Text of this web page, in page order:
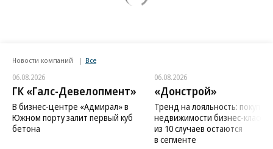
Новости компаний Все
06.08.2026
ГК «Галс-Девелопмент»
В бизнес-центре «Адмирал» в
Южном порту залит первый куб
бетона
06.08.2026
«Донстрой»
Тренд на лояльность:
недвижимости бизнес-класса
из 10 случаев остаются
в сегменте